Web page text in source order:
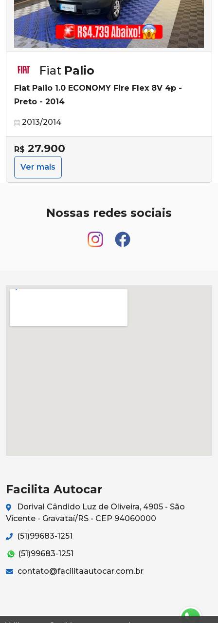
Fiat Palio
Fiat Palio 1.0 ECONOMY Fire Flex 8V 4p -
Preto - 2014
2013/2014
R$ 27.900
Ver mais
Nossas redes sociais
Facilita Autocar
Dorival Cândido Luz de Oliveira, 4905 - São
Vicente - Gravataí/RS - CEP 94060000
(51)99683-1251
(51)99683-1251
contato@facilitaautocar.com.br